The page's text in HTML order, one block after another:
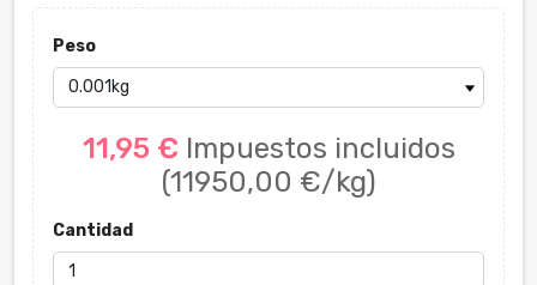
Peso
11,95 € Impuestos incluidos
(11950,00 €/kg)
Cantidad